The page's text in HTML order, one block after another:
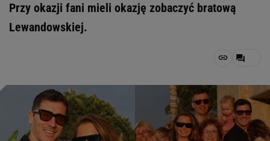
Przy okazji fani mieli okazję zobaczyć bratową
Lewandowskiej.